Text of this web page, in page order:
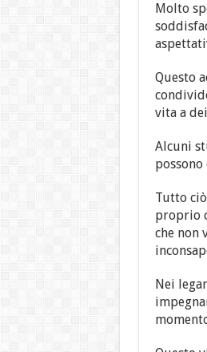
Molto
Questo
vita a
Alcuni
Tutto
proprio
che non
Nei